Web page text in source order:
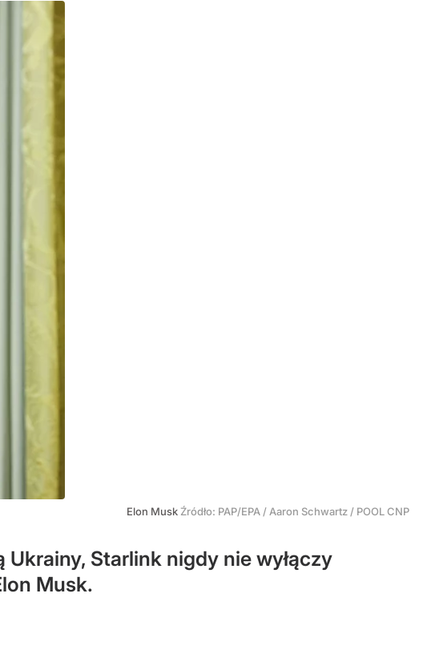
Elon Musk Źródło: PAP/EPA / Aaron Schwartz / POOL CNP
Starlink nigdy nie wyłączy
Musk.